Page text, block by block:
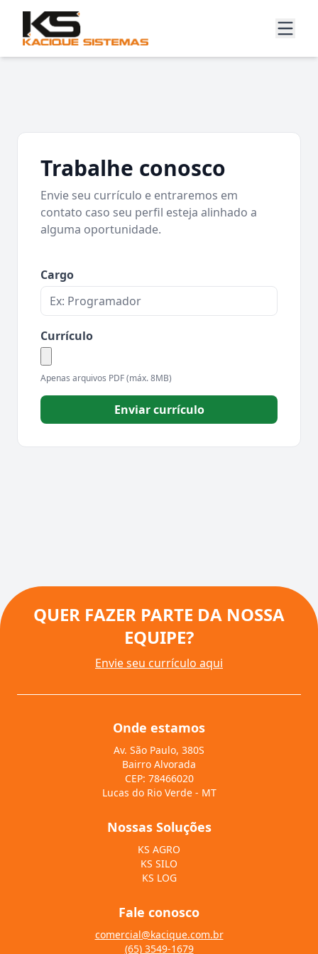
Trabalhe conosco
Envie seu currículo e entraremos em
contato caso seu perfil esteja alinhado a
alguma oportunidade.
Cargo
Currículo
Apenas arquivos PDF (máx. 8MB)
Enviar currículo
QUER FAZER PARTE DA NOSSA
EQUIPE?
Envie seu currículo aqui
Onde estamos
Av. São Paulo, 380S
Bairro Alvorada
CEP: 78466020
Lucas do Rio Verde - MT
Nossas Soluções
KS AGRO
KS SILO
KS LOG
Fale conosco
comercial@kacique.com.br
(65) 3549-1679